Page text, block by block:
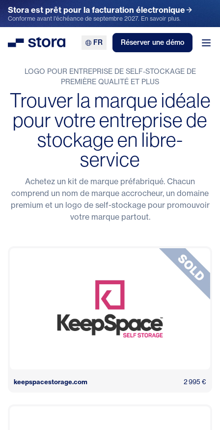
Stora est prêt pour la facturation électronique
Conforme avant l'échéance de septembre 2027. En savoir plus.
Stora FR Réserver une démo
LOGO POUR ENTREPRISE DE SELF-STOCKAGE DE
PREMIÈRE QUALITÉ ET PLUS
Trouver la marque idéale
pour votre entreprise de
stockage en libre-
service
Achetez un kit de marque préfabriqué. Chacun
comprend un nom de marque accrocheur, un domaine
premium et un logo de self-stockage pour promouvoir
votre marque partout.
keepspacestorage.com 2 995 €